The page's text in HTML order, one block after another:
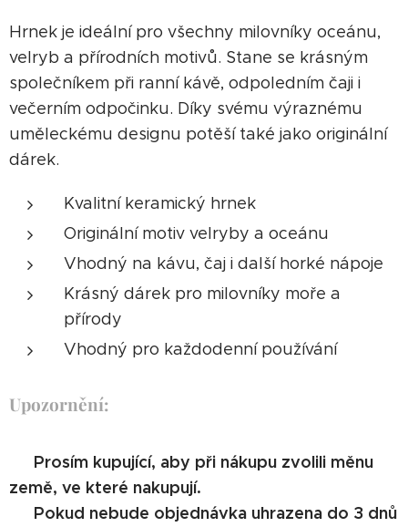
Hrnek je ideální pro všechny milovníky oceánu,
velryb a přírodních motivů. Stane se krásným
společníkem při ranní kávě, odpoledním čaji i
večerním odpočinku. Díky svému výraznému
uměleckému designu potěší také jako originální
dárek.
Kvalitní keramický hrnek
Originální motiv velryby a oceánu
Vhodný na kávu, čaj i další horké nápoje
Krásný dárek pro milovníky moře a
přírody
Vhodný pro každodenní používání
Upozornění:
⚠️ Prosím kupující, aby při nákupu zvolili měnu
země, ve které nakupují.
⚠️ Pokud nebude objednávka uhrazena do 3 dnů